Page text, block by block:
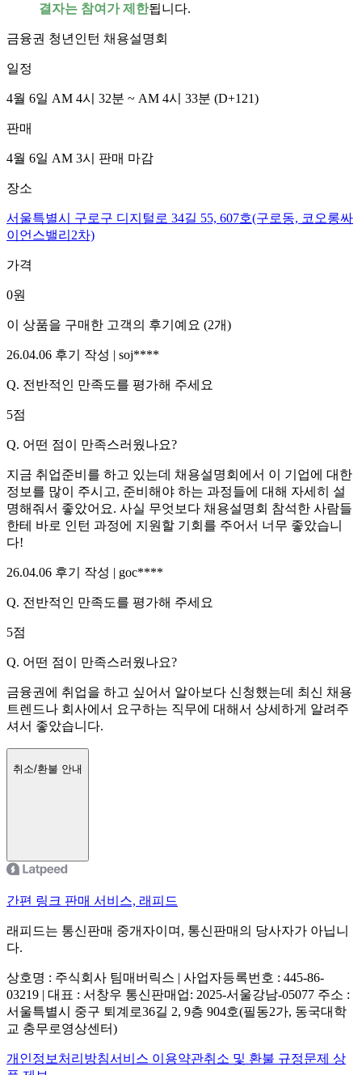
결자는 참여가 제한됩니다.
금융권 청년인턴 채용설명회
일정
4월 6일 AM 4시 32분 ~ AM 4시 33분 (D+121)
판매
4월 6일 AM 3시 판매 마감
장소
서울특별시 구로구 디지털로 34길 55, 607호(구로동, 코오롱싸
이언스밸리2차)
가격
0원
이 상품을 구매한 고객의 후기예요 (2개)
26.04.06 후기 작성 | soj****
Q. 전반적인 만족도를 평가해 주세요
5점
Q. 어떤 점이 만족스러웠나요?
지금 취업준비를 하고 있는데 채용설명회에서 이 기업에 대한
정보를 많이 주시고, 준비해야 하는 과정들에 대해 자세히 설
명해줘서 좋았어요. 사실 무엇보다 채용설명회 참석한 사람들
한테 바로 인턴 과정에 지원할 기회를 주어서 너무 좋았습니
다!
26.04.06 후기 작성 | goc****
Q. 전반적인 만족도를 평가해 주세요
5점
Q. 어떤 점이 만족스러웠나요?
금융권에 취업을 하고 싶어서 알아보다 신청했는데 최신 채용
트렌드나 회사에서 요구하는 직무에 대해서 상세하게 알려주
셔서 좋았습니다.
취소/환불 안내
간편 링크 판매 서비스, 래피드
래피드는 통신판매 중개자이며, 통신판매의 당사자가 아닙니
다.
상호명 : 주식회사 팀매버릭스 | 사업자등록번호 : 445-86-
03219 | 대표 : 서창우 통신판매업: 2025-서울강남-05077 주소 :
서울특별시 중구 퇴계로36길 2, 9층 904호(필동2가, 동국대학
교 충무로영상센터)
개인정보처리방침서비스 이용약관취소 및 환불 규정문제 상